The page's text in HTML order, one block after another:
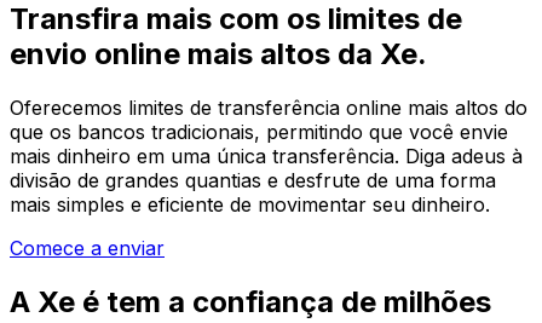
Transfira mais com os limites de
envio online mais altos da Xe.
Oferecemos limites de transferência online mais altos do
que os bancos tradicionais, permitindo que você envie
mais dinheiro em uma única transferência. Diga adeus à
divisão de grandes quantias e desfrute de uma forma
mais simples e eficiente de movimentar seu dinheiro.
Comece a enviar
A Xe é tem a confiança de milhões